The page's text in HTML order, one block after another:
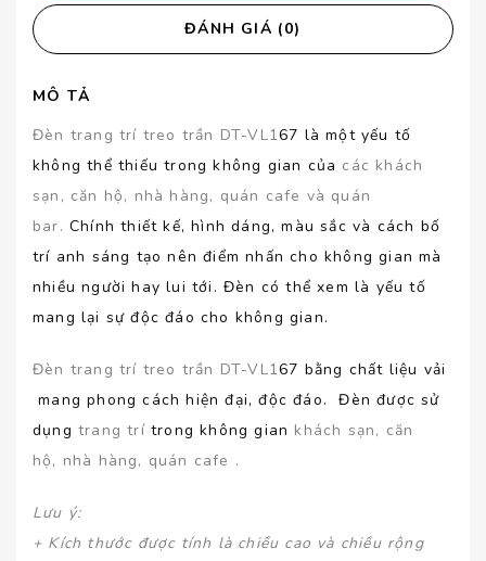
ĐÁNH GIÁ (0)
MÔ TẢ
Đèn trang trí treo trần DT-VL167 là một yếu tố
không thể thiếu trong không gian của các khách
sạn, căn hộ, nhà hàng, quán cafe và quán
bar. Chính thiết kế, hình dáng, màu sắc và cách bố
trí anh sáng tạo nên điểm nhấn cho không gian mà
nhiều người hay lui tới. Đèn có thể xem là yếu tố
mang lại sự độc đáo cho không gian.
Đèn trang trí treo trần DT-VL167 bằng chất liệu vải
mang phong cách hiện đại, độc đáo. Đèn được sử
dụng trang trí trong không gian khách sạn, căn
hộ, nhà hàng, quán cafe .
Lưu ý:
+ Kích thước được tính là chiều cao và chiều rộng